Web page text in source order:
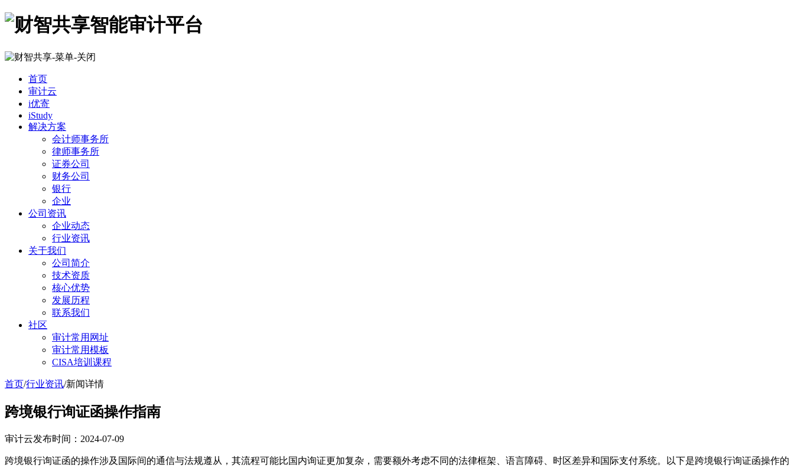
首页
审计云
i优寄
iStudy
解决方案
会计师事务所
律师事务所
证券公司
财务公司
银行
企业
公司资讯
企业动态
行业资讯
关于我们
公司简介
技术资质
核心优势
发展历程
联系我们
社区
审计常用网址
审计常用模板
CISA培训课程
首页/行业资讯/新闻详情
跨境银行询证函操作指南
审计云发布时间：2024-07-09
跨境银行询证函的操作涉及国际间的通信与法规遵从，其流程可能比国内询证更加复杂，需要额外考虑不同的法律框架、语言障碍、时区差异和国际支付系统。以下是跨境银行询证函操作的